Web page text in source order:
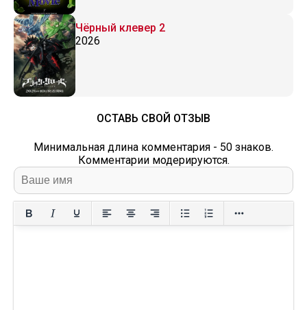
Чёрный клевер 2
2026
ОСТАВЬ СВОЙ ОТЗЫВ
Минимальная длина комментария - 50 знаков.
Комментарии модерируются.